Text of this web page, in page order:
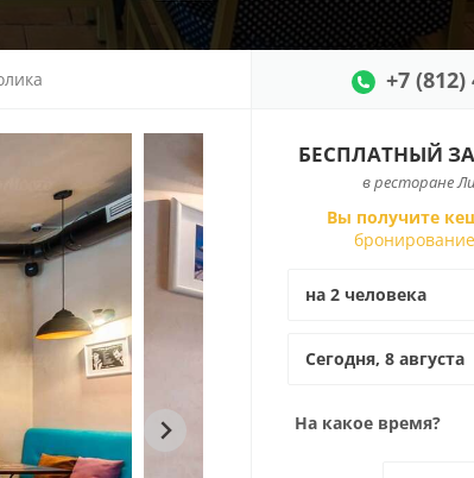
+7 (812)
БЕСПЛАТНЫЙ
в ресторане
Вы получите
бронирование
На какое время?